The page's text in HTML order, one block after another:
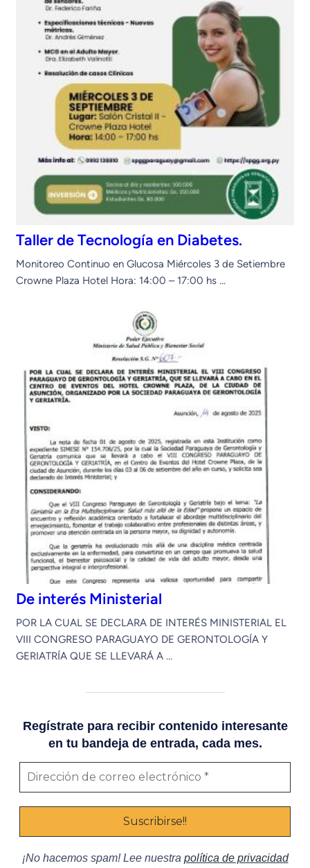
Taller de Tecnología en Diabetes.
Monitoreo Continuo en Glucosa Miércoles 3 de Setiembre
Crowne Plaza Hotel Hora: 14:00 – 17:00 hs …
De interés Ministerial
POR LA CUAL SE DECLARA DE INTERÉS MINISTERIAL EL
VIII CONGRESO PARAGUAYO DE GERONTOLOGÍA Y
GERIATRÍA QUE SE LLEVARÁ A …
Regístrate para recibir contenido interesante
en tu bandeja de entrada, cada mes.
¡No hacemos spam! Lee nuestra política de privacidad